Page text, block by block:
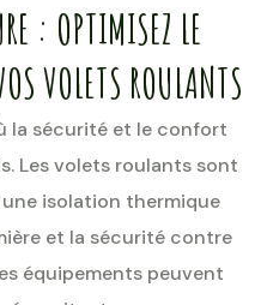
: OPTIMISEZ LE
VOLETS ROULANTS
la sécurité et le confort
Les volets roulants sont
isolation thermique
et la sécurité contre
équipements peuvent